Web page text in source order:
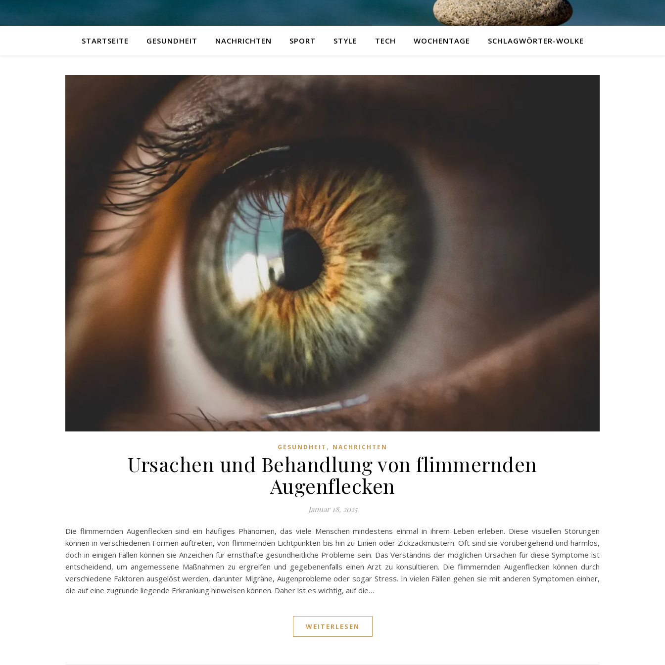
STARTSEITE GESUNDHEIT NACHRICHTEN SPORT STYLE TECH WOCHENTAGE SCHLAGWÖRTER-WOLKE
GESUNDHEIT , NACHRICHTEN
Ursachen und Behandlung von flimmernden
Augenflecken
Januar 18, 2025
Die flimmernden Augenflecken sind ein häufiges Phänomen, das viele Menschen mindestens einmal in ihrem Leben erleben. Diese visuellen Störungen
können in verschiedenen Formen auftreten, von flimmernden Lichtpunkten bis hin zu Linien oder Zickzackmustern. Oft sind sie vorübergehend und harmlos,
doch in einigen Fällen können sie Anzeichen für ernsthafte gesundheitliche Probleme sein. Das Verständnis der möglichen Ursachen für diese Symptome ist
entscheidend, um angemessene Maßnahmen zu ergreifen und gegebenenfalls einen Arzt zu konsultieren. Die flimmernden Augenflecken können durch
verschiedene Faktoren ausgelöst werden, darunter Migräne, Augenprobleme oder sogar Stress. In vielen Fällen gehen sie mit anderen Symptomen einher,
die auf eine zugrunde liegende Erkrankung hinweisen können. Daher ist es wichtig, auf die…
WEITERLESEN